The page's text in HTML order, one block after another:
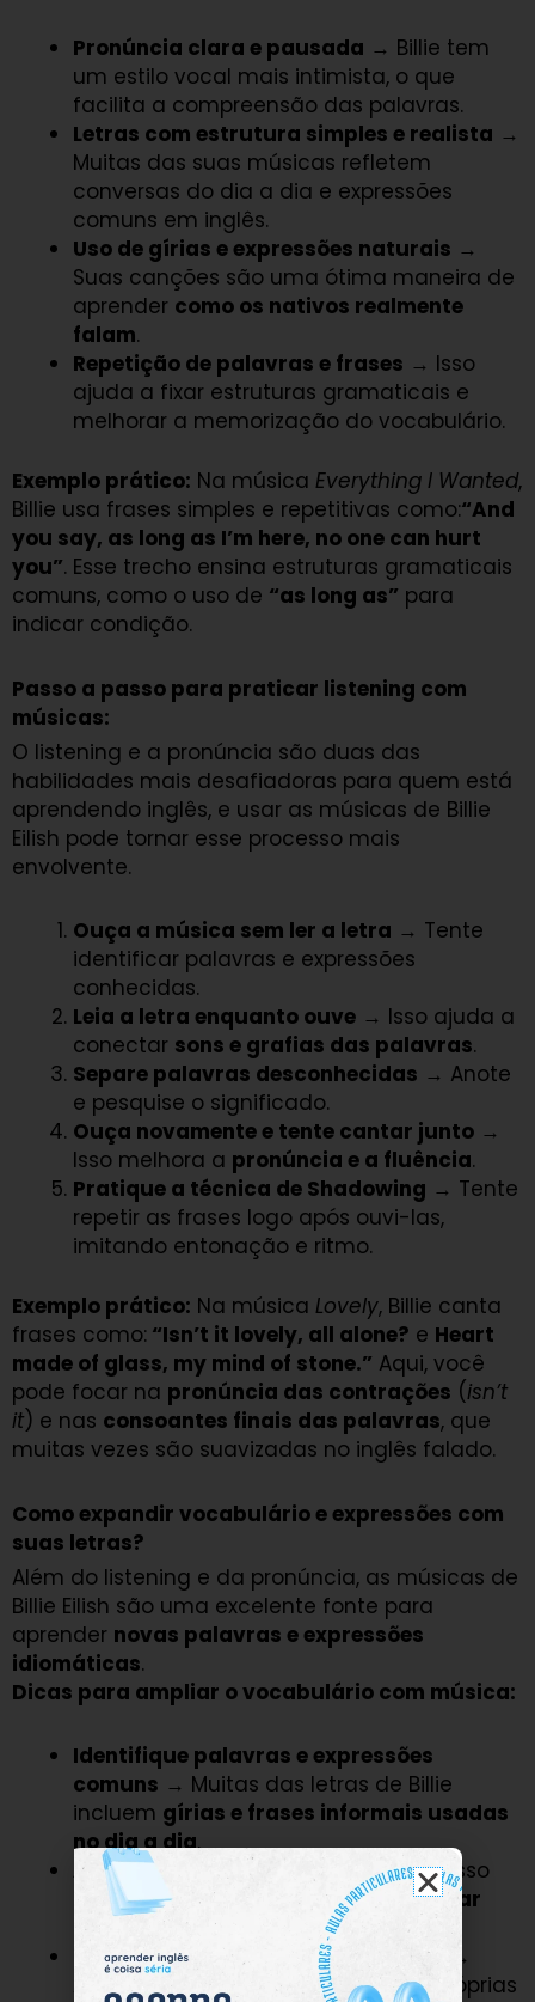
Pronúncia clara e pausada → Billie tem
um estilo vocal mais intimista, o que
facilita a compreensão das palavras.
Letras com estrutura simples e realista →
Muitas das suas músicas refletem
conversas do dia a dia e expressões
comuns em inglês.
Uso de gírias e expressões naturais →
Suas canções são uma ótima maneira de
aprender como os nativos realmente
falam.
Repetição de palavras e frases → Isso
ajuda a fixar estruturas gramaticais e
melhorar a memorização do vocabulário.
Exemplo prático: Na música Everything I Wanted,
Billie usa frases simples e repetitivas como:“And
you say, as long as I’m here, no one can hurt
you”. Esse trecho ensina estruturas gramaticais
comuns, como o uso de “as long as” para
indicar condição.
Passo a passo para praticar listening com
músicas:
O listening e a pronúncia são duas das
habilidades mais desafiadoras para quem está
aprendendo inglês, e usar as músicas de Billie
Eilish pode tornar esse processo mais
envolvente.
Ouça a música sem ler a letra → Tente
identificar palavras e expressões
conhecidas.
Leia a letra enquanto ouve → Isso ajuda a
conectar sons e grafias das palavras.
Separe palavras desconhecidas → Anote
e pesquise o significado.
Ouça novamente e tente cantar junto →
Isso melhora a pronúncia e a fluência.
Pratique a técnica de Shadowing → Tente
repetir as frases logo após ouvi-las,
imitando entonação e ritmo.
Exemplo prático: Na música Lovely, Billie canta
frases como: “Isn’t it lovely, all alone? e Heart
made of glass, my mind of stone.” Aqui, você
pode focar na pronúncia das contrações (isn’t
it) e nas consoantes finais das palavras, que
muitas vezes são suavizadas no inglês falado.
Como expandir vocabulário e expressões com
suas letras?
Além do listening e da pronúncia, as músicas de
Billie Eilish são uma excelente fonte para
aprender novas palavras e expressões
idiomáticas.
Dicas para ampliar o vocabulário com música:
Identifique palavras e expressões
comuns → Muitas das letras de Billie
incluem gírias e frases informais usadas
no dia a dia.
Analise o contexto das palavras→ Isso
ajuda a entender
como e quando usar
certas expressões
Crie frases com as novas palavras
→
Aplicar o que aprendeu em frases próprias